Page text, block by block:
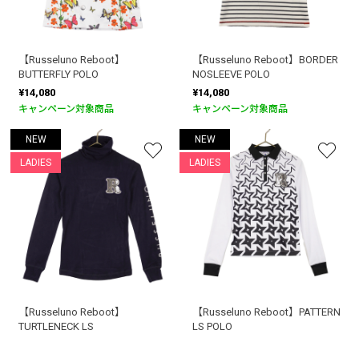
【Russeluno Reboot】
BUTTERFLY POLO
¥14,080
キャンペーン対象商品
【Russeluno Reboot】BORDER
NOSLEEVE POLO
¥14,080
キャンペーン対象商品
NEW
LADIES
【Russeluno Reboot】
TURTLENECK LS
NEW
LADIES
【Russeluno Reboot】PATTERN
LS POLO